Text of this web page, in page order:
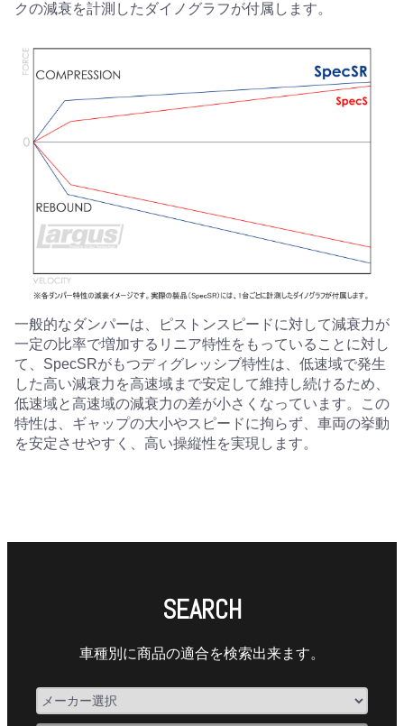
クの減衰を計測したダイノグラフが付属します。
一般的なダンパーは、ピストンスピードに対して減衰力が
一定の比率で増加するリニア特性をもっていることに対し
て、SpecSRがもつディグレッシブ特性は、低速域で発生
した高い減衰力を高速域まで安定して維持し続けるため、
低速域と高速域の減衰力の差が小さくなっています。この
特性は、ギャップの大小やスピードに拘らず、車両の挙動
を安定させやすく、高い操縦性を実現します。
SEARCH
車種別に商品の適合を検索出来ます。